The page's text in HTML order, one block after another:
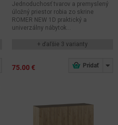
Jednoduchosť tvarov a premyslený
úložný priestor robia zo skrine
ROMER NEW 1D praktický a
univerzálny nábytok...
+ ďaľšie 3 varianty
75.00 €